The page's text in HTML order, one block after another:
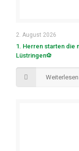
2. August 2026
1. Herren starten die
Lüstringen⚽
Weiterlesen